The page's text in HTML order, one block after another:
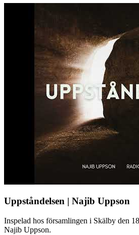
Uppståndelsen | Najib Uppson
Inspelad hos församlingen i Skälby den
Najib Uppson.